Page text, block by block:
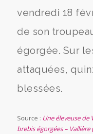
vendredi 18
de son
égorgée. Sur
attaquées,
blessées.
Source : Une éleveuse de
brebis égorgées – Vallière